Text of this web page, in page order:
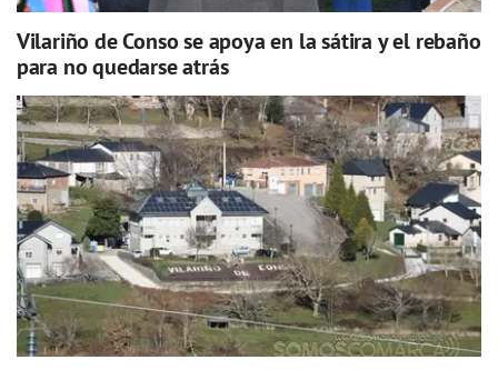
Vilariño de Conso se apoya en la sátira y el rebaño
para no quedarse atrás